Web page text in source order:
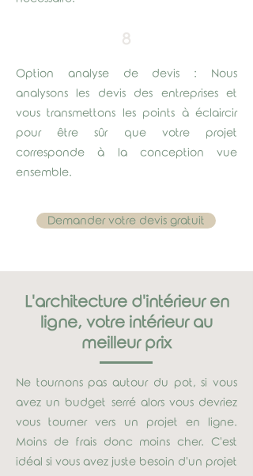
8
Option analyse de devis : Nous
analysons les devis des entreprises et
vous transmettons les points à éclaircir
pour être sûr que votre projet
corresponde à la conception vue
ensemble.
Demander votre devis gratuit
L'architecture d'intérieur en
ligne, votre intérieur au
meilleur prix
Ne tournons pas autour du pot, si vous
avez un budget serré alors vous devriez
vous tourner vers un projet en ligne.
Moins de frais donc moins cher. C'est
idéal si vous avez juste besoin d'un projet